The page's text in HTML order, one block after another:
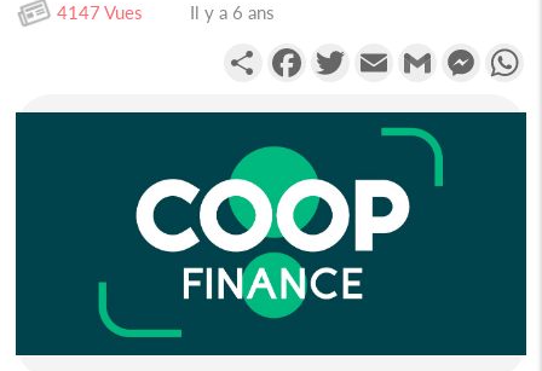
4147 Vues Il y a 6 ans
PartagerFacebookTwitterEmail Gmail